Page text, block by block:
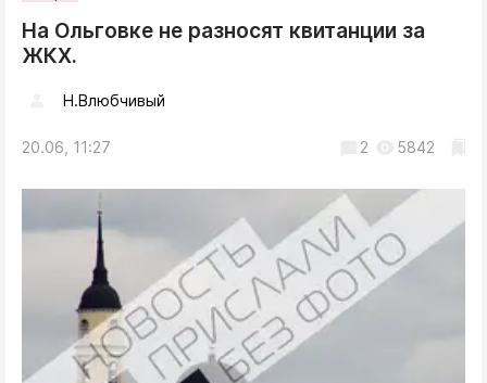
На Ольговке не разносят квитанции за
ЖКХ.
Н.Влюбчивый
20.06, 11:27 2 5842